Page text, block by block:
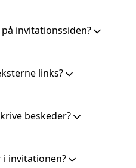
invitationssiden?
links?
beskeder?
invitationen?